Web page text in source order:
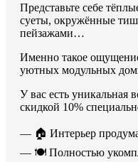
Представьте себе
суеты, окружённые
пейзажами…
Именно такое
уютных модульных
У вас есть уникальная
скидкой 10%
— 🏠 Интерьер
— 🍽 Полностью